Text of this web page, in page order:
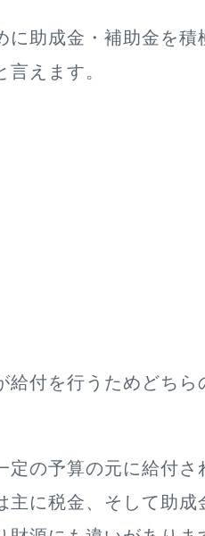
に助成金・補助金を積
えます。
給付を行うためどちら
定の予算の元に給付
主に税金、そして 助成